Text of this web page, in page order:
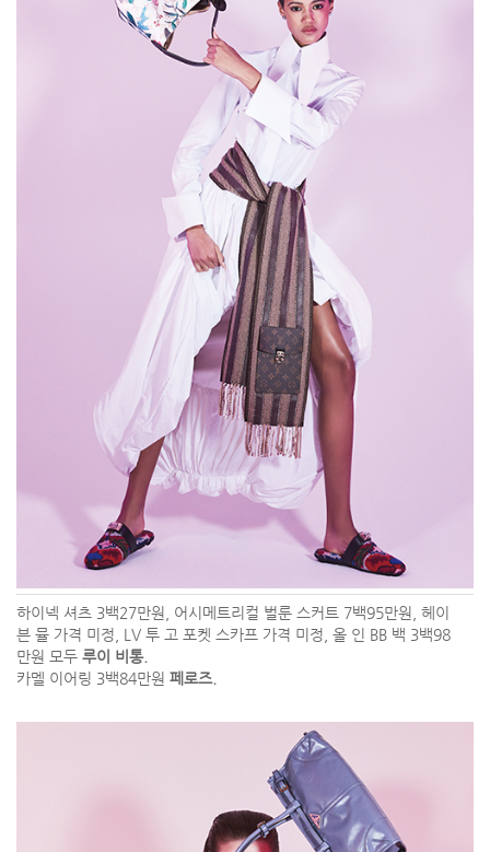
하이넥 셔츠 3백27만원, 어시메트리컬 벌룬 스커트 7백95만원, 헤이
븐 뮬 가격 미정, LV 투 고 포켓 스카프 가격 미정, 올 인 BB 백 3백98
만원 모두 루이 비통.
카멜 이어링 3백84만원 페로즈.